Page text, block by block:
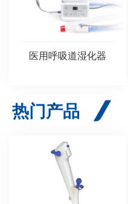
医用呼吸道湿化器
热门产品